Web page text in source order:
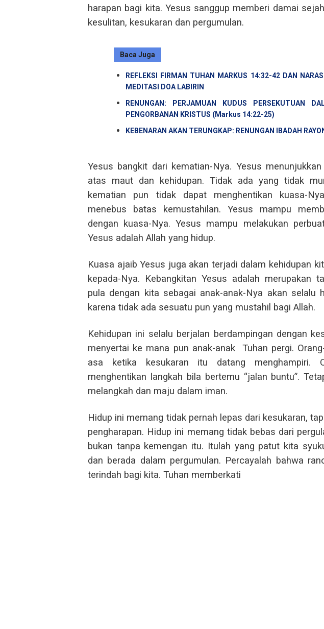
harapan bagi kita. Yesus sanggup memberi damai
kesulitan, kesukaran dan pergumulan.
Baca Juga
REFLEKSI FIRMAN TUHAN MARKUS 14:32-42 DAN
MEDITASI DOA LABIRIN
RENUNGAN: PERJAMUAN KUDUS PERSEKUTUAN
PENGORBANAN KRISTUS (Markus 14:22-25)
KEBENARAN AKAN TERUNGKAP: RENUNGAN IBADAH
Yesus bangkit dari kematian-Nya. Yesus
atas maut dan kehidupan. Tidak ada yang tidak
kematian pun tidak dapat menghentikan kuasa-
menebus batas kemustahilan. Yesus mampu
dengan kuasa-Nya. Yesus mampu melakukan
Yesus adalah Allah yang hidup.
Kuasa ajaib Yesus juga akan terjadi dalam kehidupan
kepada-Nya. Kebangkitan Yesus adalah merupakan
pula dengan kita sebagai anak-anak-Nya akan selalu
karena tidak ada sesuatu pun yang mustahil bagi Allah.
Kehidupan ini selalu berjalan berdampingan dengan
menyertai ke mana pun anak-anak
Tuhan pergi.
asa ketika kesukaran itu datang menghampiri.
menghentikan langkah bila bertemu “jalan buntu”.
melangkah dan maju dalam iman.
Hidup ini memang tidak pernah lepas dari kesukaran,
pengharapan. Hidup ini memang tidak bebas dari
bukan tanpa kemengan itu. Itulah yang patut kita
dan berada dalam pergumulan. Percayalah bahwa
terindah bagi kita. Tuhan memberkati